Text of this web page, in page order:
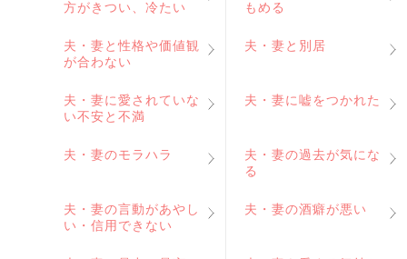
方がきつい、冷たい
もめる
夫・妻と性格や価値観
が合わない
夫・妻と別居
夫・妻に愛されていな
い不安と不満
夫・妻に嘘をつかれた
夫・妻のモラハラ
夫・妻の過去が気にな
る
夫・妻の言動があやし
い・信用できない
夫・妻の酒癖が悪い